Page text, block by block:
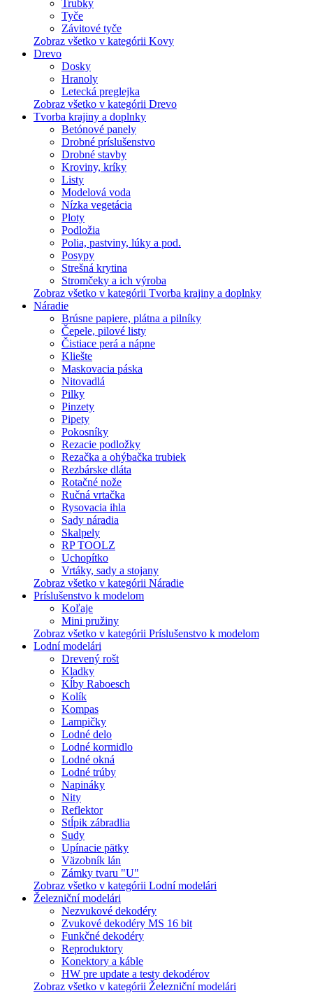
Trubky
Tyče
Závitové tyče
Zobraz všetko v kategórii Kovy
Drevo
Dosky
Hranoly
Letecká preglejka
Zobraz všetko v kategórii Drevo
Tvorba krajiny a doplnky
Betónové panely
Drobné príslušenstvo
Drobné stavby
Kroviny, kríky
Listy
Modelová voda
Nízka vegetácia
Ploty
Podložia
Polia, pastviny, lúky a pod.
Posypy
Strešná krytina
Stromčeky a ich výroba
Zobraz všetko v kategórii Tvorba krajiny a doplnky
Náradie
Brúsne papiere, plátna a pilníky
Čepele, pilové listy
Čistiace perá a nápne
Kliešte
Maskovacia páska
Nitovadlá
Pilky
Pinzety
Pipety
Pokosníky
Rezacie podložky
Rezačka a ohýbačka trubiek
Rezbárske dláta
Rotačné nože
Ručná vrtačka
Rysovacia ihla
Sady náradia
Skalpely
RP TOOLZ
Uchopítko
Vrtáky, sady a stojany
Zobraz všetko v kategórii Náradie
Príslušenstvo k modelom
Koľaje
Mini pružiny
Zobraz všetko v kategórii Príslušenstvo k modelom
Lodní modelári
Drevený rošt
Kladky
Kĺby Raboesch
Kolík
Kompas
Lampičky
Lodné delo
Lodné kormidlo
Lodné okná
Lodné trúby
Napináky
Nity
Reflektor
Stĺpik zábradlia
Sudy
Upínacie pätky
Väzobník lán
Zámky tvaru "U"
Zobraz všetko v kategórii Lodní modelári
Železniční modelári
Nezvukové dekodéry
Zvukové dekodéry MS 16 bit
Funkčné dekodéry
Reproduktory
Konektory a káble
HW pre update a testy dekodérov
Zobraz všetko v kategórii Železniční modelári